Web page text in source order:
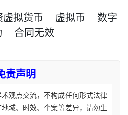
虚拟货币 虚拟币
数字
合同无效
责声明
观点交流，不构成任何形式法律
域、时效、个案等差异，请勿生